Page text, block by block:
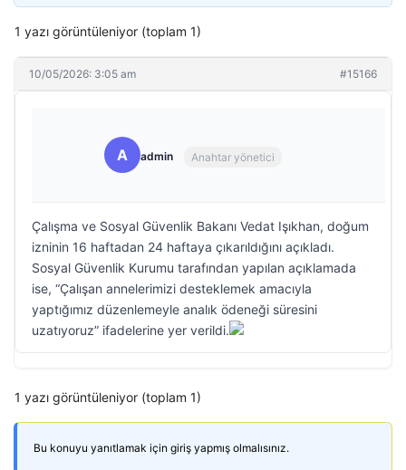
1 yazı görüntüleniyor (toplam 1)
10/05/2026: 3:05 am #15166
A admin Anahtar yönetici
Çalışma ve Sosyal Güvenlik Bakanı Vedat Işıkhan, doğum
izninin 16 haftadan 24 haftaya çıkarıldığını açıkladı.
Sosyal Güvenlik Kurumu tarafından yapılan açıklamada
ise, “Çalışan annelerimizi desteklemek amacıyla
yaptığımız düzenlemeyle analık ödeneği süresini
uzatıyoruz” ifadelerine yer verildi.
1 yazı görüntüleniyor (toplam 1)
Bu konuyu yanıtlamak için giriş yapmış olmalısınız.